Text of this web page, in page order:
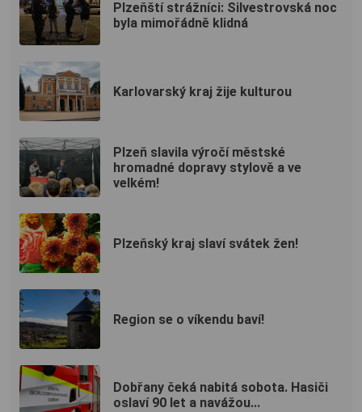
Plzeňští strážníci: Silvestrovská noc
byla mimořádně klidná
Karlovarský kraj žije kulturou
Plzeň slavila výročí městské
hromadné dopravy stylově a ve
velkém!
Plzeňský kraj slaví svátek žen!
Region se o víkendu baví!
Dobřany čeká nabitá sobota. Hasiči
oslaví 90 let a navážou...